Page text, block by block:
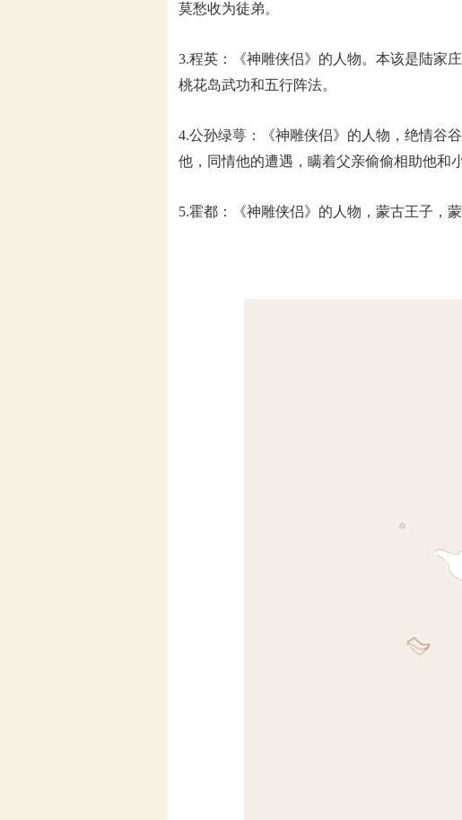
莫愁收为徒弟。
3.程英：《神雕侠侣》的人物。本该是陆家
桃花岛武功和五行阵法。
4.公孙绿萼：《神雕侠侣》的人物，绝情谷
他，同情他的遭遇，瞒着父亲偷偷相助他和
5.霍都：《神雕侠侣》的人物，蒙古王子，